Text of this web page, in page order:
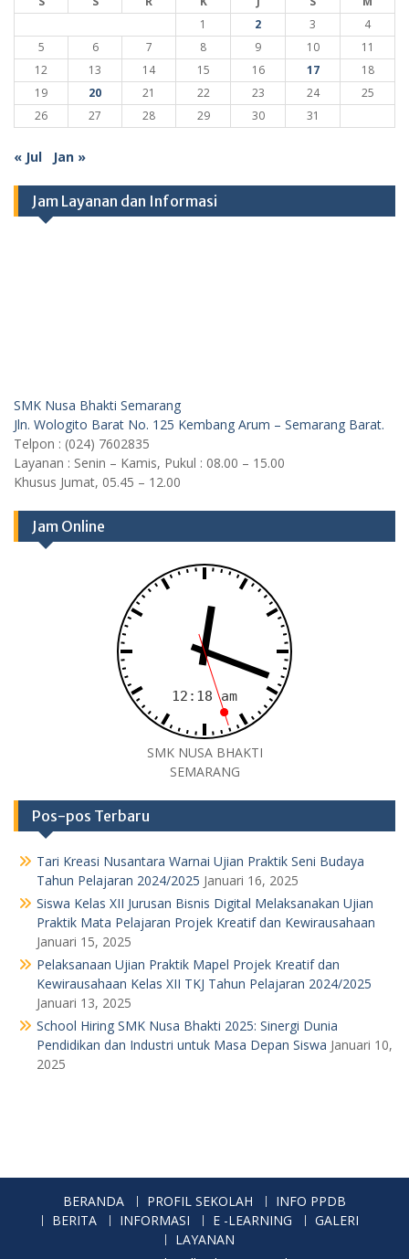
1
2 3
4
5
6 7 8 9 10
11
12
13 14 15 16 17
18
19
20 21 22 23 24
25
26
27 28 29 30 31
« Jul Jan »
Jam Layanan dan Informasi
SMK Nusa Bhakti Semarang
Jln. Wologito Barat No. 125 Kembang Arum – Semarang Barat.
Telpon : (024) 7602835
Layanan : Senin – Kamis, Pukul : 08.00 – 15.00
Khusus Jumat, 05.45 – 12.00
Jam Online
SMK NUSA BHAKTI
SEMARANG
Pos-pos Terbaru
Tari Kreasi Nusantara Warnai Ujian Praktik Seni Budaya
Tahun Pelajaran 2024/2025 Januari 16, 2025
Siswa Kelas XII Jurusan Bisnis Digital Melaksanakan Ujian
Praktik Mata Pelajaran Projek Kreatif dan Kewirausahaan
Januari 15, 2025
Pelaksanaan Ujian Praktik Mapel Projek Kreatif dan
Kewirausahaan Kelas XII TKJ Tahun Pelajaran 2024/2025
Januari 13, 2025
School Hiring SMK Nusa Bhakti 2025: Sinergi Dunia
Pendidikan dan Industri untuk Masa Depan Siswa Januari 10,
2025
BERANDA PROFIL SEKOLAH
INFO PPDB
BERITA
INFORMASI E -LEARNING
GALERI
LAYANAN